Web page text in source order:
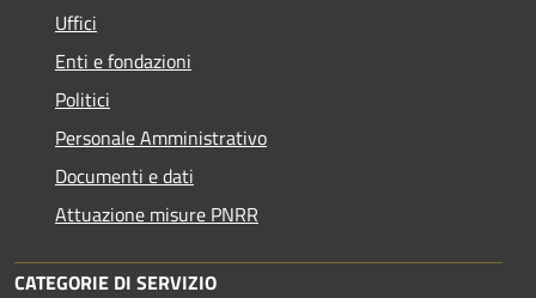
Uffici
Enti e fondazioni
Politici
Personale Amministrativo
Documenti e dati
Attuazione misure PNRR
CATEGORIE DI SERVIZIO